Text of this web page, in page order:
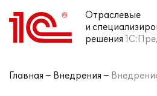
Отраслевые
и
решения
Главная Внедрения